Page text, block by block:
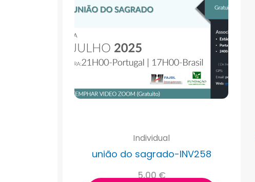
Individual
união do sagrado-INV258
5,00€